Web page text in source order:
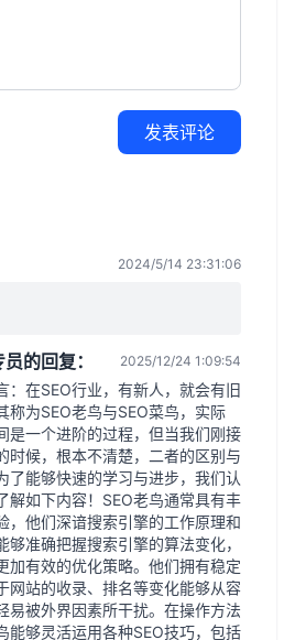
发表评论
2024/5/14 23:31:06
的回复： 2025/12/24 1:09:54
：在SEO行业，有新人，就会有旧
称为SEO老鸟与SEO菜鸟，实际
是一个进阶的过程，但当我们刚接
时候，根本不清楚，二者的区别与
了能够快速的学习与进步，我们认
解如下内容！SEO老鸟通常具有丰
，他们深谙搜索引擎的工作原理和
够准确把握搜索引擎的算法变化，
加有效的优化策略。他们拥有稳定
网站的收录、排名等变化能够从容
易被外界因素所干扰。在操作方法
能够灵活运用各种SEO技巧，包括